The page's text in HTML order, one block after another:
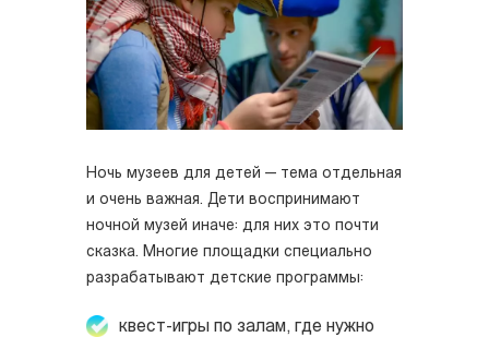
Ночь музеев для детей — тема отдельная
и очень важная. Дети воспринимают
ночной музей иначе: для них это почти
сказка. Многие площадки специально
разрабатывают детские программы:
квест-игры по залам, где нужно